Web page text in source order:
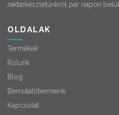
raktárkészletünkről pár napon
OLDALAK
Termékek
Rólunk
Blog
Bemutatótermeink
Kapcsolat